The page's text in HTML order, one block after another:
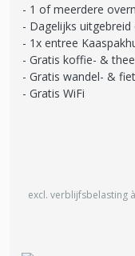
1 of meerdere
Dagelijks
1x entree
Gratis koffie- &
Gratis wandel- &
Gratis WiFi
excl. verblijfsbelasting